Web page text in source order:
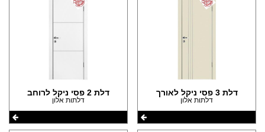
דלת 3 פסי ניקל לאורך
דלתות אלון
דלת 2 פסי ניקל לרוחב
דלתות אלון